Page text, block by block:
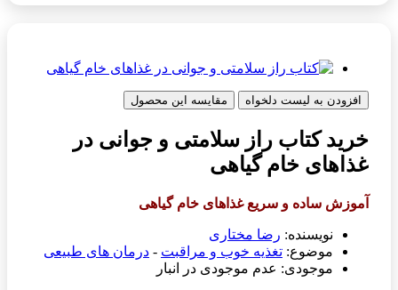
افزودن به لیست دلخواه مقایسه این محصول
خرید کتاب راز سلامتی و جوانی در
غذاهای خام گیاهی
آموزش ساده و سریع غذاهای خام گیاهی
نویسنده: رضا مختاری
موضوع: تغذیه خوب و مراقبت - درمان های طبیعی
موجودی: عدم موجودی در انبار